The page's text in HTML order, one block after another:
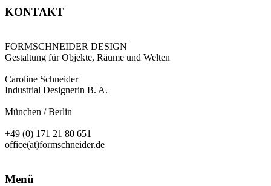
KONTAKT
FORMSCHNEIDER DESIGN
Gestaltung für Objekte, Räume und Welten
Caroline Schneider
Industrial Designerin B. A.
München / Berlin
+49 (0) 171 21 80 651
office(at)formschneider.de
Menü